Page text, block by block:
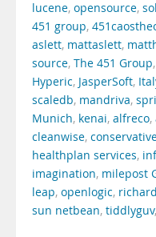
lucene, opensource,
451 group,
aslett, mattaslett,
source, The 451 Group,
Hyperic, JasperSoft,
scaledb, mandriva,
Munich, kenai, alfreco,
cleanwise,
healthplan services,
imagination, milepost
leap, openlogic,
sun netbean, tiddlyguv,